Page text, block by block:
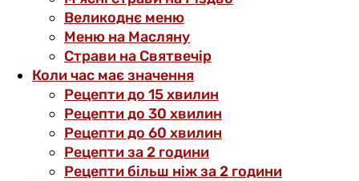
Великоднє меню
Меню на Масляну
Страви на Святвечір
Коли час має значення
Рецепти до 15 хвилин
Рецепти до 30 хвилин
Рецепти до 60 хвилин
Рецепти за 2 години
Рецепти більш ніж за 2 години